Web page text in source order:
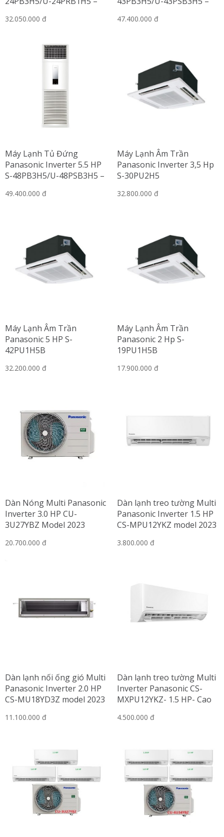
32.050.000 đ 47.400.000 đ
Máy Lạnh Tủ Đứng
Panasonic Inverter 5.5 HP
S-48PB3H5/U-48PSB3H5 –
49.400.000 đ
Máy Lạnh Âm Trần
Panasonic Inverter 3,5 Hp
S-30PU2H5
32.800.000 đ
Máy Lạnh Âm Trần
Panasonic 5 HP S-
42PU1H5B
32.200.000 đ
Máy Lạnh Âm Trần
Panasonic 2 Hp S-
19PU1H5B
17.900.000 đ
Dàn Nóng Multi Panasonic
Inverter 3.0 HP CU-
3U27YBZ Model 2023
20.700.000 đ
Dàn lạnh treo tường Multi
Panasonic Inverter 1.5 HP
CS-MPU12YKZ model 2023
3.800.000 đ
Dàn lạnh nối ống gió Multi
Panasonic Inverter 2.0 HP
CS-MU18YD3Z model 2023
11.100.000 đ
Dàn lạnh treo tường Multi
Inverter Panasonic CS-
MXPU12YKZ- 1.5 HP- Cao
4.500.000 đ